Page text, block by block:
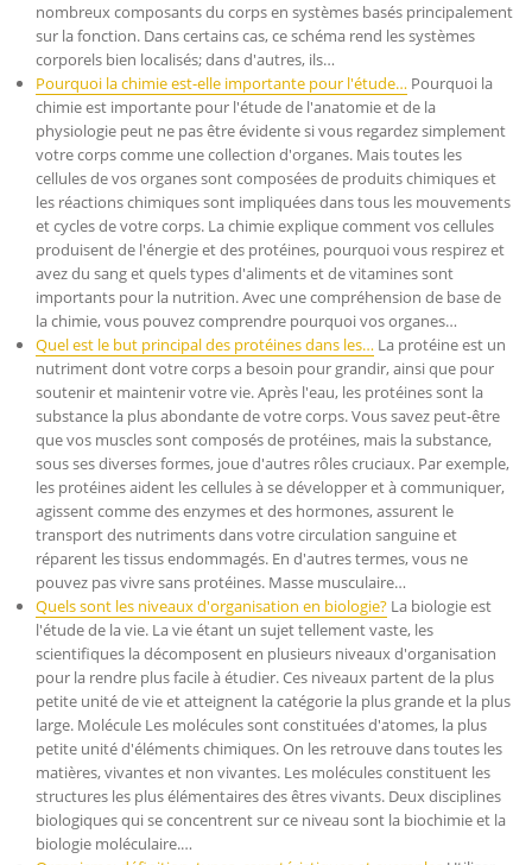
nombreux composants du corps en systèmes basés principalement
sur la fonction. Dans certains cas, ce schéma rend les systèmes
corporels bien localisés; dans d'autres, ils…
Pourquoi la chimie est-elle importante pour l'étude… Pourquoi la
chimie est importante pour l'étude de l'anatomie et de la
physiologie peut ne pas être évidente si vous regardez simplement
votre corps comme une collection d'organes. Mais toutes les
cellules de vos organes sont composées de produits chimiques et
les réactions chimiques sont impliquées dans tous les mouvements
et cycles de votre corps. La chimie explique comment vos cellules
produisent de l'énergie et des protéines, pourquoi vous respirez et
avez du sang et quels types d'aliments et de vitamines sont
importants pour la nutrition. Avec une compréhension de base de
la chimie, vous pouvez comprendre pourquoi vos organes…
Quel est le but principal des protéines dans les… La protéine est un
nutriment dont votre corps a besoin pour grandir, ainsi que pour
soutenir et maintenir votre vie. Après l'eau, les protéines sont la
substance la plus abondante de votre corps. Vous savez peut-être
que vos muscles sont composés de protéines, mais la substance,
sous ses diverses formes, joue d'autres rôles cruciaux. Par exemple,
les protéines aident les cellules à se développer et à communiquer,
agissent comme des enzymes et des hormones, assurent le
transport des nutriments dans votre circulation sanguine et
réparent les tissus endommagés. En d'autres termes, vous ne
pouvez pas vivre sans protéines. Masse musculaire…
Quels sont les niveaux d'organisation en biologie? La biologie est
l'étude de la vie. La vie étant un sujet tellement vaste, les
scientifiques la décomposent en plusieurs niveaux d'organisation
pour la rendre plus facile à étudier. Ces niveaux partent de la plus
petite unité de vie et atteignent la catégorie la plus grande et la plus
large. Molécule Les molécules sont constituées d'atomes, la plus
petite unité d'éléments chimiques. On les retrouve dans toutes les
matières, vivantes et non vivantes. Les molécules constituent les
structures les plus élémentaires des êtres vivants. Deux disciplines
biologiques qui se concentrent sur ce niveau sont la biochimie et la
biologie moléculaire.…